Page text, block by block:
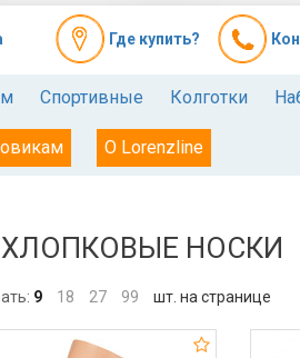
Где купить?
Спортивные Колготки
О Lorenzline
НОСКИ
9 18 27 99 шт. на странице